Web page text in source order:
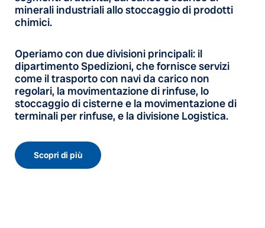
minerali industriali allo stoccaggio di prodotti
chimici.
Operiamo con due divisioni principali: il
dipartimento Spedizioni, che fornisce servizi
come il trasporto con navi da carico non
regolari, la movimentazione di rinfuse, lo
stoccaggio di cisterne e la movimentazione di
terminali per rinfuse, e la divisione Logistica.
Scopri di più